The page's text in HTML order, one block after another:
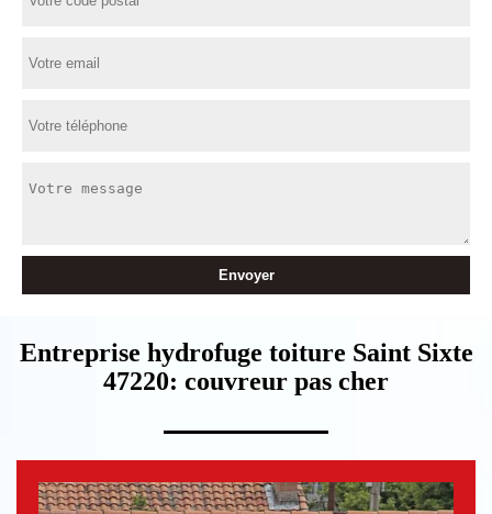
Entreprise hydrofuge toiture Saint Sixte
47220: couvreur pas cher